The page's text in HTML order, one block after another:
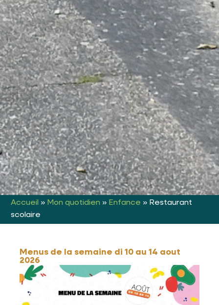
Accueil » Mon quotidien » Enfance » Restaurant
scolaire
Menus de la semaine di 10 au 14 aout
2026